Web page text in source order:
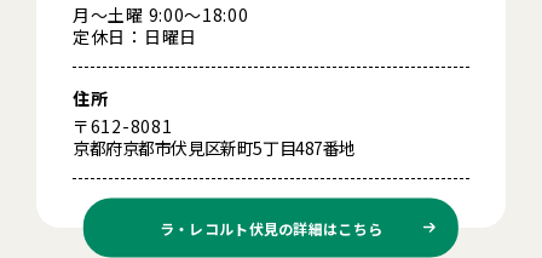
月～土曜 9:00～18:00
定休日：日曜日
住所
〒612-8081
京都府京都市伏見区新町5丁目487番地
ラ・レコルト伏見の詳細はこちら